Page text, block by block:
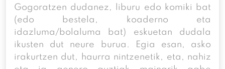
Gogoratzen dudanez, liburu edo komiki bat
(edo bestela, koaderno eta
idazluma/bolaluma bat) eskuetan dudala
ikusten dut neure burua. Egia esan, asko
irakurtzen dut, haurra nintzenetik, eta, nahiz